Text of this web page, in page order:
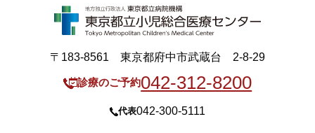
〒183-8561 東京都府中市武蔵台 2-8-29
診療のご予約042-312-8200
代表042-300-5111